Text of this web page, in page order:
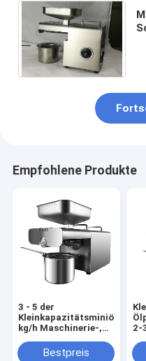
Empfohlene Produkte
3 - 5 der
kg/h Maschinerie-,
MaschineBestpreis
2-